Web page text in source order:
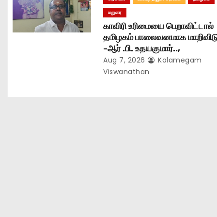
மதுரை
காவிரி உரிமையை பெறாவிட்டால்
தமிழகம் பாலைவனமாக
-ஆர் .பி. உதயகுமார்..,
Aug 7, 2026
Kalamegam
Viswanathan